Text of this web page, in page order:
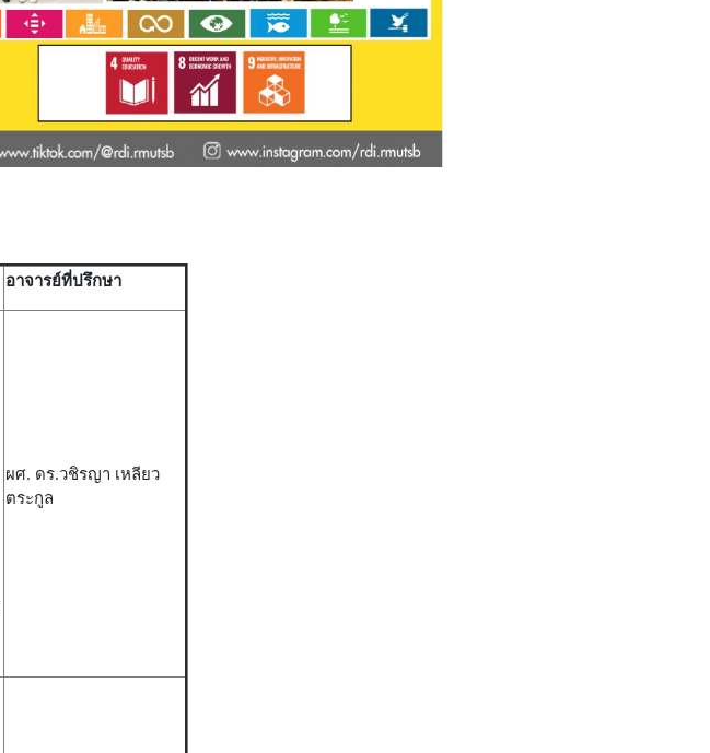
อาจารย์ที่ปรึกษา
ผศ. ดร.วชิรญา เหลียว
ตระกูล